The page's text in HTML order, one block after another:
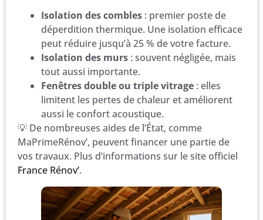
Isolation des combles : premier poste de
déperdition thermique. Une isolation efficace
peut réduire jusqu’à 25 % de votre facture.
Isolation des murs : souvent négligée, mais
tout aussi importante.
Fenêtres double ou triple vitrage : elles
limitent les pertes de chaleur et améliorent
aussi le confort acoustique.
💡 De nombreuses aides de l’État, comme
MaPrimeRénov’, peuvent financer une partie de
vos travaux. Plus d’informations sur le site officiel
France Rénov’.